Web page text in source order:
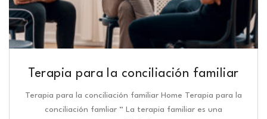
Terapia para la conciliación familiar
Terapia para la conciliación familiar Home Terapia para la
conciliación famliar “ La terapia familiar es una